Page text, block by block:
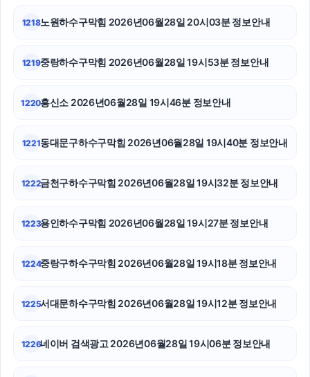
강남치과
폰테크
트립닷컴할인코드
상간녀소송
양천하수구막힘
1218노원하수구막힘 2026년06월28일 20시03분 정보안내
1219중랑하수구막힘 2026년06월28일 19시53분 정보안내
1220흥신소 2026년06월28일 19시46분 정보안내
1221동대문구하수구막힘 2026년06월28일 19시40분 정보안내
1222금천구하수구막힘 2026년06월28일 19시32분 정보안내
1223용인하수구막힘 2026년06월28일 19시27분 정보안내
1224중랑구하수구막힘 2026년06월28일 19시18분 정보안내
1225서대문하수구막힘 2026년06월28일 19시12분 정보안내
1226네이버 검색광고 2026년06월28일 19시06분 정보안내